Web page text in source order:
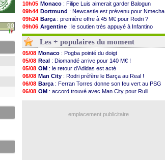
90
10h05 Monaco : Filipe Luis aimerait garder Balogun
09h44 Dortmund : Newcastle est prévenu pour Nmecha
09h24 Barça : première offre à 45 M€ pour Rodri ?
09h06 Argentine : le soutien très appuyé à Infantino
08h44 Tottenham: Van de Ven va prolonger
08h22
Barça: l'agent de Rodri confirme !
06/08 FIFA: la CAF soutient Infantino
06/08 CdM 2030 : Rubiales charge Infantino et ...
06/08 Rennes: Embolo a des pistes alléchantes
06/08 Côte d'Ivoire : Renard affiche ses ambitions
06/08 Rennes: Haise confirme pour Aït Boudlal
06/08 Man City: Trafford à Leeds pour 47 M€ (off...
06/08 Man Utd: Zirkzee vers la Juventus ?
: le club prêt à libérer Kondogbia ?
Les + populaires du moment
05/08 Monaco : Pogba pointé du doigt
05/08 Real : Diomandé arrive pour 140 M€ !
05/08 OM : le retour d'Adidas est acté
06/08 Man City : Rodri préfère le Barça au Real !
06/08 Barça : Ferran Torres donne son feu vert au PSG
06/08 OM : accord trouvé avec Man City pour Rulli
emplacement publicitaire